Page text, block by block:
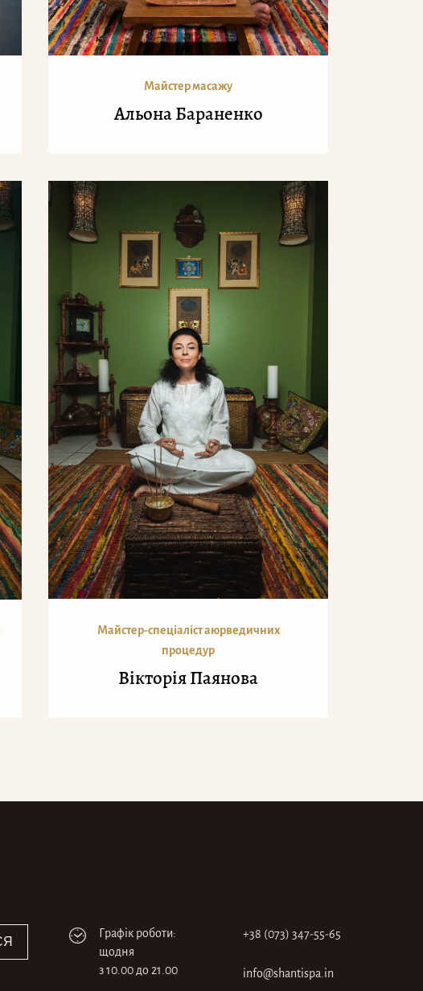
Майстер масажу
Альона Бараненко
Майстер-спеціаліст аюрведичних
процедур
Вікторія Паянова
Графік роботи:
щодня
з 10.00 до 21.00
+38 (073) 347-55-65
info@shantispa.in